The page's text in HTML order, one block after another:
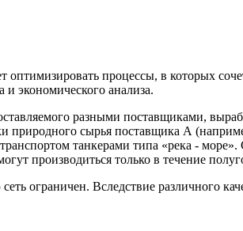
процессы, в которых
эконо­мического анализа.
разными поставщиками,
сырья поставщика А
танкерами типа «река -
производиться только в течение
ограничен. Вследствие различного